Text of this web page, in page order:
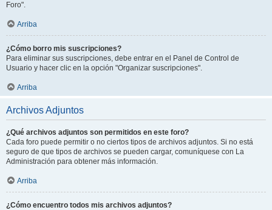
Foro".
Arriba
¿Cómo borro mis suscripciones?
Para eliminar sus suscripciones, debe entrar en el Panel de Control de
Usuario y hacer clic en la opción "Organizar suscripciones".
Arriba
Archivos Adjuntos
¿Qué archivos adjuntos son permitidos en este foro?
Cada foro puede permitir o no ciertos tipos de archivos adjuntos. Si no está
seguro de que tipos de archivos se pueden cargar, comuníquese con La
Administración para obtener más información.
Arriba
¿Cómo encuentro todos mis archivos adjuntos?